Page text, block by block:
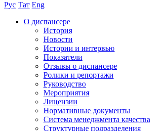
Рус Тат Eng
О диспансере
История
Новости
Истории и интервью
Показатели
Отзывы о диспансере
Ролики и репортажи
Руководство
Мероприятия
Лицензии
Нормативные документы
Система менеджмента качества
Структурные подразделения